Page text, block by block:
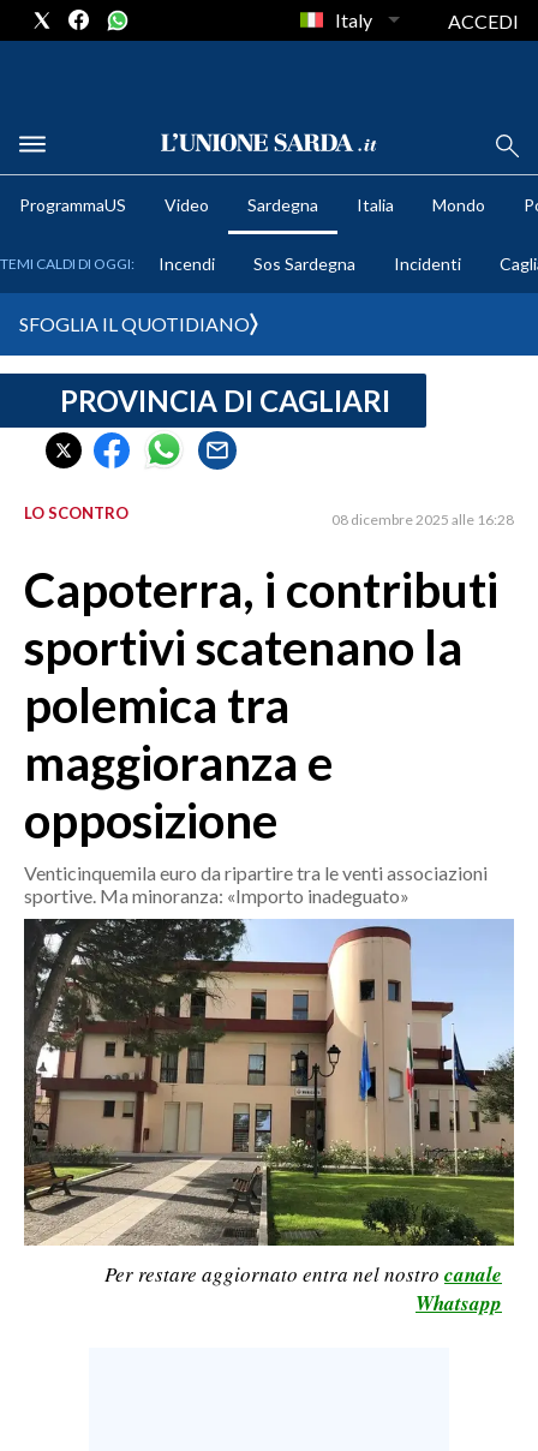
METEO
CRONACA SARDEGNA
CAGLIARI
SULCIS IGLESIENTE
ORISTANO E PROVINCIA
SASSARI E PROVINCIA
GALLURA
NUORO E PROVINCIA
OGLIASTRA
AGENDA
CRONACA
MONDO
POLITICA
ECONOMIA
SERVIZI ALLE IMPRESE
LAVORO
BANDI
SPORT IN SARDEGNA
Italy ACCEDI
ProgrammaUS Video Sardegna Italia Mondo
TEMI CALDI DI OGGI: Incendi Sos Sardegna Incidenti
SFOGLIA IL QUOTIDIANO
PROVINCIA DI CAGLIARI
LO SCONTRO 08 dicembre 2025 alle 16:28
Capoterra, i contributi
sportivi scatenano la
polemica tra
maggioranza e
opposizione
Venticinquemila euro da ripartire tra le venti associazioni
sportive. Ma minoranza: «Importo inadeguato»
Per restare aggiornato entra nel nostro canale
Whatsapp